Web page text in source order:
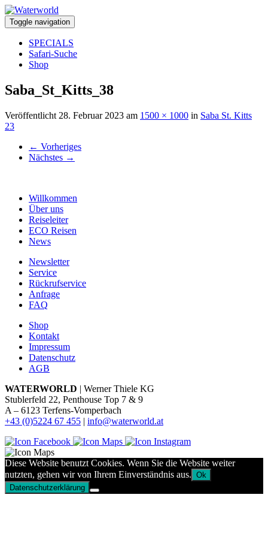
Toggle navigation
SPECIALS
Safari-Suche
Shop
Saba_St_Kitts_38
Veröffentlicht 28. Februar 2023 am 1500 × 1000 in Saba St. Kitts
23
← Vorheriges
Nächstes →
Willkommen
Über uns
Reiseleiter
ECO Reisen
News
Newsletter
Service
Rückrufservice
Anfrage
FAQ
Shop
Kontakt
Impressum
Datenschutz
AGB
WATERWORLD | Werner Thiele KG
Stublerfeld 22, Penthouse Top 7 & 9
A – 6123 Terfens-Vomperbach
+43 (0)5224 67 455 | info@waterworld.at
Diese Website benutzt Cookies. Wenn Sie die Website weiter
nutzten, gehen wir von Ihrem Einverständnis aus. Ok
Datenschutzerklärung